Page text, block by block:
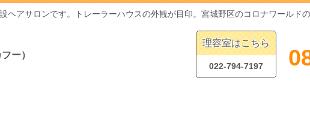
アサロンです。トレーラーハウスの外観が目印。宮城野区のコロナワールドの
フー）
理容室はこちら
022-794-7197